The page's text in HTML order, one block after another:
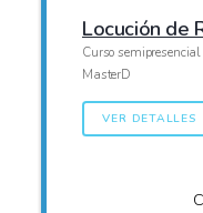
Locución de
Curso
MasterD
VER DETALLES